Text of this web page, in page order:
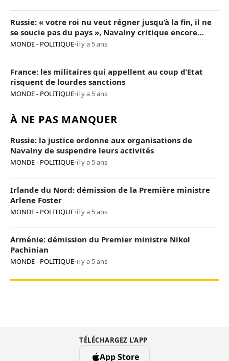
Russie: « votre roi nu veut régner jusqu’à la fin, il ne
se soucie pas du pays », Navalny critique encore
Poutine
MONDE - POLITIQUE•il y a 5 ans
France: les militaires qui appellent au coup d’Etat
risquent de lourdes sanctions
MONDE - POLITIQUE•il y a 5 ans
À NE PAS MANQUER
Russie: la justice ordonne aux organisations de
Navalny de suspendre leurs activités
MONDE - POLITIQUE•il y a 5 ans
Irlande du Nord: démission de la Première ministre
Arlene Foster
MONDE - POLITIQUE•il y a 5 ans
Arménie: démission du Premier ministre Nikol
Pachinian
MONDE - POLITIQUE•il y a 5 ans
TÉLÉCHARGEZ L’APP
App Store